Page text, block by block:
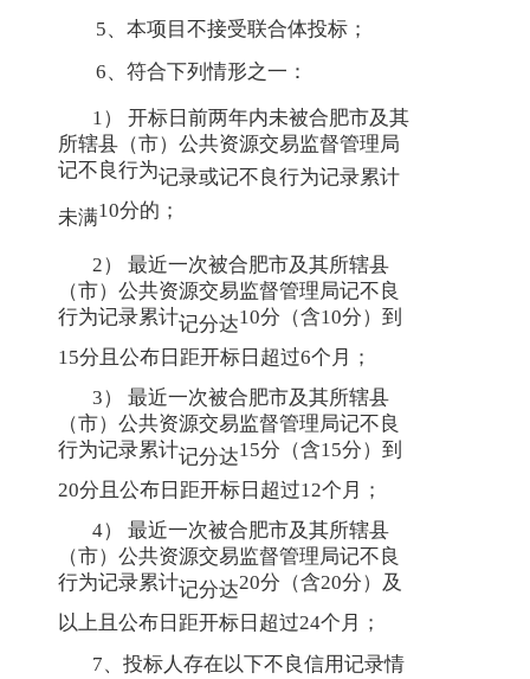
5、本项目不接受联合体投标；
6、符合下列情形之一：
1） 开标日前两年内未被合肥市及其
所辖县（市）公共资源交易监督管理局
记不良行为记录或记不良行为记录累计
未满10分的；
2） 最近一次被合肥市及其所辖县
（市）公共资源交易监督管理局记不良
行为记录累计记分达10分（含10分）到
15分且公布日距开标日超过6个月；
3） 最近一次被合肥市及其所辖县
（市）公共资源交易监督管理局记不良
行为记录累计记分达15分（含15分）到
20分且公布日距开标日超过12个月；
4） 最近一次被合肥市及其所辖县
（市）公共资源交易监督管理局记不良
行为记录累计记分达20分（含20分）及
以上且公布日距开标日超过24个月；
7、投标人存在以下不良信用记录情